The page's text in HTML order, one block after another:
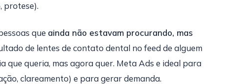
protese).
que ainda não estavam procurando, mas
de lentes de contato dental no feed de alguem
que queria, mas agora quer. Meta Ads e ideal para
clareamento) e para gerar demanda.